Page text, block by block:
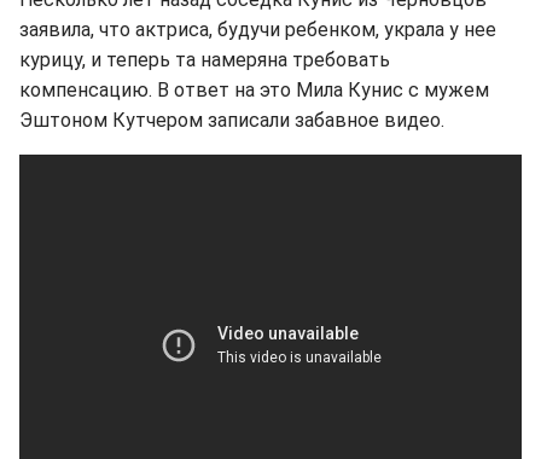
заявила, что актриса, будучи ребенком, украла у нее
курицу, и теперь та намеряна требовать
компенсацию. В ответ на это Мила Кунис с мужем
Эштоном Кутчером записали забавное видео.